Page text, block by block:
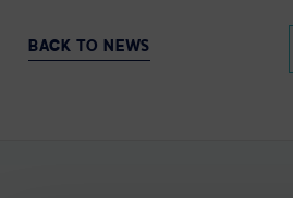
BACK TO NEWS